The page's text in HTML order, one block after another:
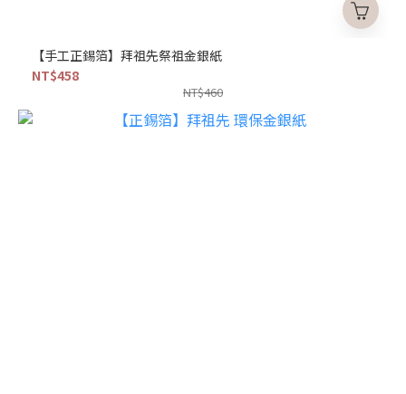
【手工正錫箔】拜祖先祭祖金銀紙
NT$458
NT$460